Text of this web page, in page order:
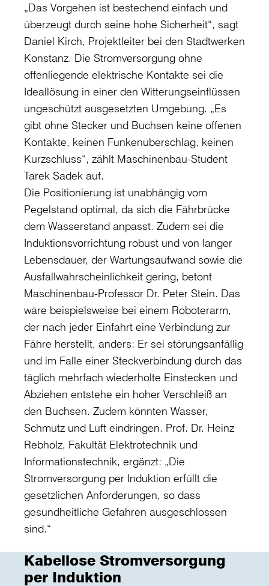
„Das Vorgehen ist bestechend einfach und
überzeugt durch seine hohe Sicherheit“, sagt
Daniel Kirch, Projektleiter bei den Stadtwerken
Konstanz. Die Stromversorgung ohne
offenliegende elektrische Kontakte sei die
Ideallösung in einer den Witterungseinflüssen
ungeschützt ausgesetzten Umgebung. „Es
gibt ohne Stecker und Buchsen keine offenen
Kontakte, keinen Funkenüberschlag, keinen
Kurzschluss“, zählt Maschinenbau-Student
Tarek Sadek auf.
Die Positionierung ist unabhängig vom
Pegelstand optimal, da sich die Fährbrücke
dem Wasserstand anpasst. Zudem sei die
Induktionsvorrichtung robust und von langer
Lebensdauer, der Wartungsaufwand sowie die
Ausfallwahrscheinlichkeit gering, betont
Maschinenbau-Professor Dr. Peter Stein. Das
wäre beispielsweise bei einem Roboterarm,
der nach jeder Einfahrt eine Verbindung zur
Fähre herstellt, anders: Er sei störungsanfällig
und im Falle einer Steckverbindung durch das
täglich mehrfach wiederholte Einstecken und
Abziehen entstehe ein hoher Verschleiß an
den Buchsen. Zudem könnten Wasser,
Schmutz und Luft eindringen. Prof. Dr. Heinz
Rebholz, Fakultät Elektrotechnik und
Informationstechnik, ergänzt: „Die
Stromversorgung per Induktion erfüllt die
gesetzlichen Anforderungen, so dass
gesundheitliche Gefahren ausgeschlossen
sind.“
Kabellose Stromversorgung
per Induktion